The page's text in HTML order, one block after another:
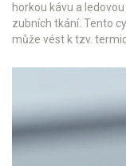
horkou kávu a
zubních tkání. Tento
může vést k tzv.